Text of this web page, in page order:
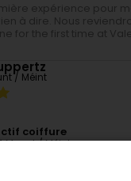
expérience pour
à dire. Nous
for the first time at
/ Méint
coiffure
Mount / Méint
Jacky, Nous vous
dans notre